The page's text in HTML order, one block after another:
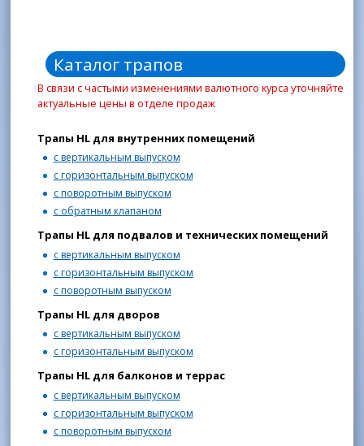
Каталог трапов
В связи с частыми изменениями валютного курса уточняйте
актуальные цены в отделе продаж
Трапы HL для внутренних помещений
с вертикальным выпуском
с горизонтальным выпуском
с поворотным выпуском
с обратным клапаном
Трапы HL для подвалов и технических помещений
с вертикальным выпуском
с горизонтальным выпуском
с поворотным выпуском
Трапы HL для дворов
с вертикальным выпуском
с горизонтальным выпуском
Трапы HL для балконов и террас
с вертикальным выпуском
с горизонтальным выпуском
с поворотным выпуском